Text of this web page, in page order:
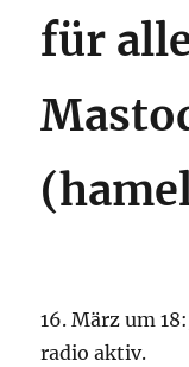
für
16. März um
radio aktiv.